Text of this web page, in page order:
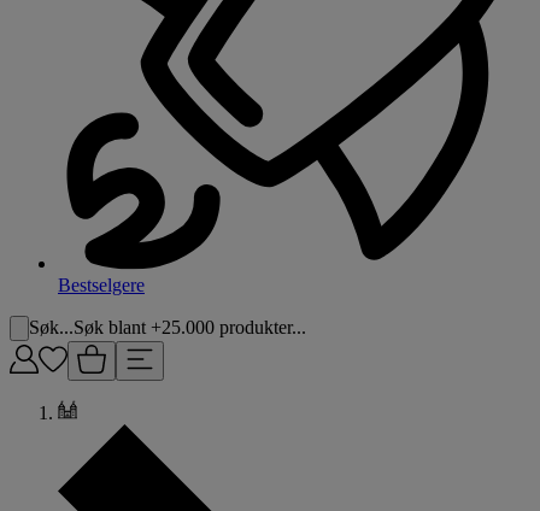
Bestselgere
Søk...Søk blant +25.000 produkter...